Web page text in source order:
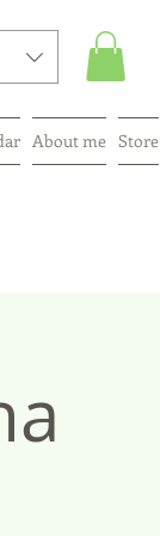
About me Store